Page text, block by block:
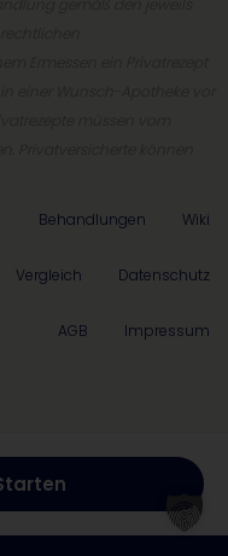
Behandlungen
Wiki
Vergleich Datenschutz
AGB Impressum